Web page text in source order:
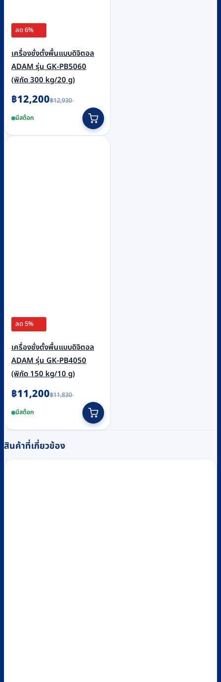
ลด 6%
เครื่องชั่งตั้งพื้นแบบดิจิตอล
ADAM รุ่น GK-PB5060
(พิกัด 300 kg/20 g)
฿12,930
Original
price
was:
฿12,930.
฿12,200
Current
price
is:
฿12,200.
มีสต็อก
ลด 5%
เครื่องชั่งตั้งพื้นแบบดิจิตอล
ADAM รุ่น GK-PB4050
(พิกัด 150 kg/10 g)
฿11,830
Original
price
was:
฿11,830.
฿11,200
Current
price
is:
฿11,200.
มีสต็อก
สินค้าที่เกี่ยวข้อง